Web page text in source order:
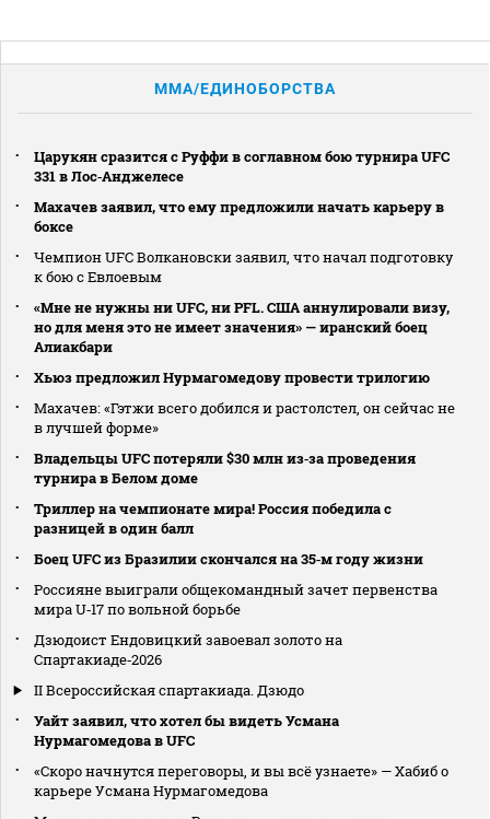
MMA/ЕДИНОБОРСТВА
Царукян сразится с Руффи в соглавном бою турнира UFC
331 в Лос‑Анджелесе
Махачев заявил, что ему предложили начать карьеру в
боксе
Чемпион UFC Волкановски заявил, что начал подготовку
к бою с Евлоевым
«Мне не нужны ни UFC, ни PFL. США аннулировали визу,
но для меня это не имеет значения» — иранский боец
Алиакбари
Хьюз предложил Нурмагомедову провести трилогию
Махачев: «Гэтжи всего добился и растолстел, он сейчас не
в лучшей форме»
Владельцы UFC потеряли $30 млн из‑за проведения
турнира в Белом доме
Триллер на чемпионате мира! Россия победила с
разницей в один балл
Боец UFC из Бразилии скончался на 35‑м году жизни
Россияне выиграли общекомандный зачет первенства
мира U‑17 по вольной борьбе
Дзюдоист Ендовицкий завоевал золото на
Спартакиаде‑2026
II Всероссийская спартакиада. Дзюдо
Уайт заявил, что хотел бы видеть Усмана
Нурмагомедова в UFC
«Скоро начнутся переговоры, и вы всё узнаете» — Хабиб о
карьере Усмана Нурмагомедова